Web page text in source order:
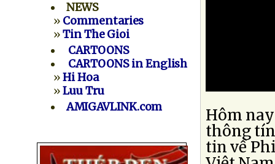
NEWS
» Commentaries
»Tin The Gioi
CARTOONS
CARTOONS in English
»Hi Hoa
»Luu Tru
AMIGAVLINK.com
Hôm
thông tín
tin về